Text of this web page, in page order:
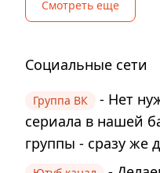
Смотреть еще
Социальные сети
Группа ВК
- Нет
сериала в нашей
группы - сразу же